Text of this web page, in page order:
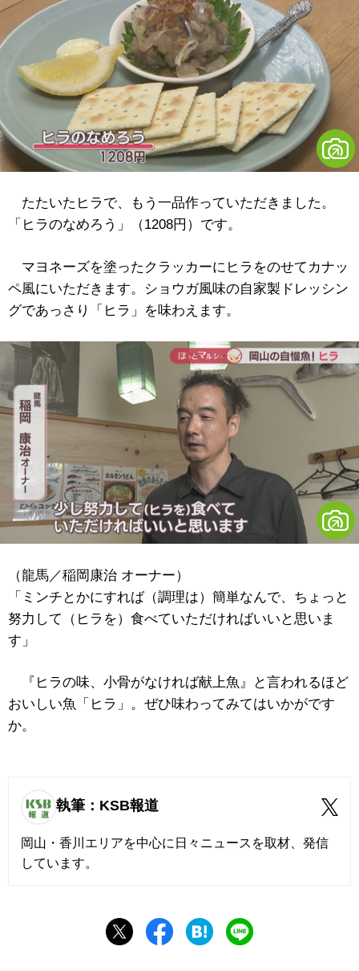
たたいたヒラで、もう一品作っていただきました。
「ヒラのなめろう」（1208円）です。
マヨネーズを塗ったクラッカーにヒラをのせてカナッ
ペ風にいただきます。ショウガ風味の自家製ドレッシン
グであっさり「ヒラ」を味わえます。
（龍馬／稲岡康治 オーナー）
「ミンチとかにすれば（調理は）簡単なんで、ちょっと
努力して（ヒラを）食べていただければいいと思いま
す」
『ヒラの味、小骨がなければ献上魚』と言われるほど
おいしい魚「ヒラ」。ぜひ味わってみてはいかがです
か。
執筆：KSB報道
岡山・香川エリアを中心に日々ニュースを取材、発信
しています。